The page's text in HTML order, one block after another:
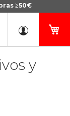
≥50€
y